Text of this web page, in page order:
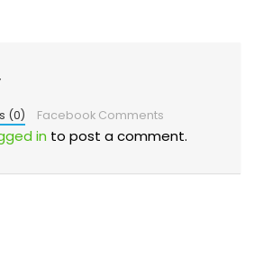
(0) Facebook Comments
in to post a comment.